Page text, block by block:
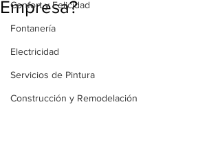
Confort y Felicidad
Fontanería
Electricidad
Servicios de Pintura
Construcción y Remodelación
Empresa?